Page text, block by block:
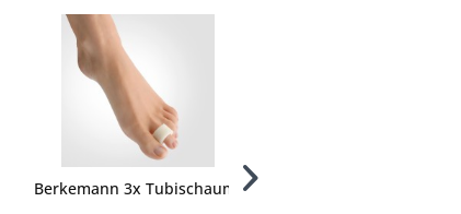
Berkemann 3x Tubischaum,